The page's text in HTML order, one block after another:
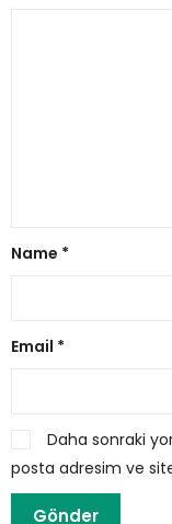
Name *
Email *
Daha sonraki
posta adresim ve